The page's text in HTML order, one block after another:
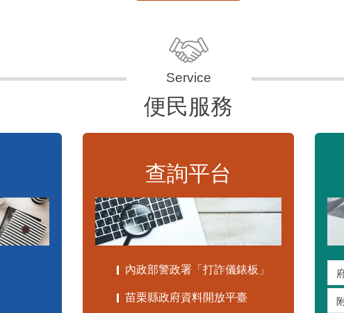
便民服務
查詢平台
內政部警政署「打詐儀錶板」
苗栗縣政府資料開放平臺